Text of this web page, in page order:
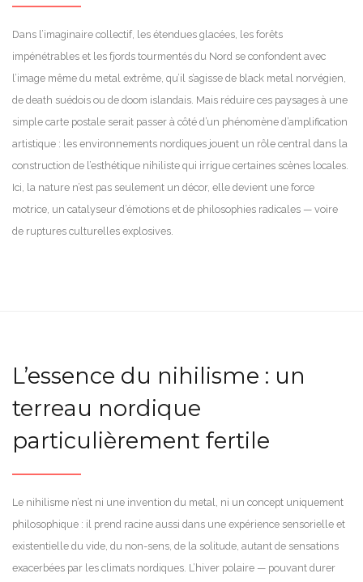
Dans l’imaginaire collectif, les étendues glacées, les forêts
impénétrables et les fjords tourmentés du Nord se confondent avec
l’image même du metal extrême, qu’il s’agisse de black metal norvégien,
de death suédois ou de doom islandais. Mais réduire ces paysages à une
simple carte postale serait passer à côté d’un phénomène d’amplification
artistique : les environnements nordiques jouent un rôle central dans la
construction de l’esthétique nihiliste qui irrigue certaines scènes locales.
Ici, la nature n’est pas seulement un décor, elle devient une force
motrice, un catalyseur d’émotions et de philosophies radicales — voire
de ruptures culturelles explosives.
L’essence du nihilisme : un
terreau nordique
particulièrement fertile
Le nihilisme n’est ni une invention du metal, ni un concept uniquement
philosophique : il prend racine aussi dans une expérience sensorielle et
existentielle du vide, du non-sens, de la solitude, autant de sensations
exacerbées par les climats nordiques. L’hiver polaire — pouvant durer